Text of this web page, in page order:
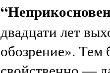
двадцати лет
обозрение». Тем